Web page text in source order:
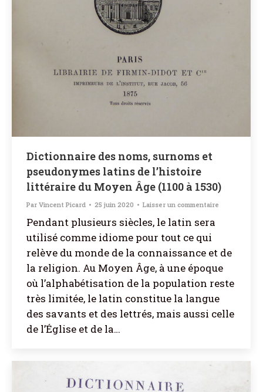
Dictionnaire des noms, surnoms et
pseudonymes latins de l’histoire
littéraire du Moyen Âge (1100 à 1530)
Par Vincent Picard 25 juin 2020 Laisser un commentaire
Pendant plusieurs siècles, le latin sera
utilisé comme idiome pour tout ce qui
relève du monde de la connaissance et de
la religion. Au Moyen Âge, à une époque
où l’alphabétisation de la population reste
très limitée, le latin constitue la langue
des savants et des lettrés, mais aussi celle
de l’Église et de la…